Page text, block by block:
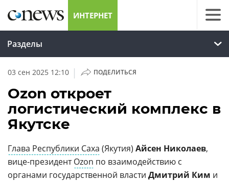
ИНТЕРНЕТ
Разделы
03 сен 2025 12:10 | ПОДЕЛИТЬСЯ
Ozon откроет
логистический комплекс в
Якутске
Глава Республики Саха (Якутия) Айсен Николаев,
вице-президентOzon по взаимодействию с
органами государственной власти Дмитрий Ким и